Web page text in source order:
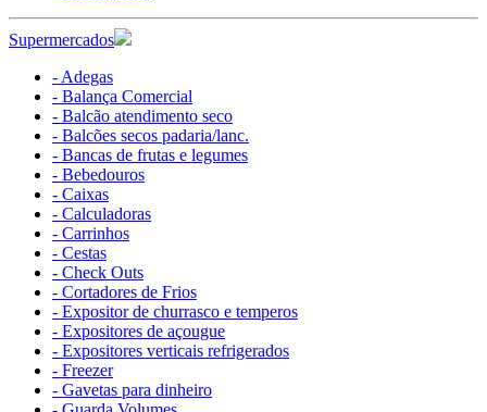
Supermercados
- Adegas
- Balança Comercial
- Balcão atendimento seco
- Balcões secos padaria/lanc.
- Bancas de frutas e legumes
- Bebedouros
- Caixas
- Calculadoras
- Carrinhos
- Cestas
- Check Outs
- Cortadores de Frios
- Expositor de churrasco e temperos
- Expositores de açougue
- Expositores verticais refrigerados
- Freezer
- Gavetas para dinheiro